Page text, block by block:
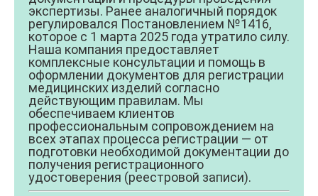
экспертизы. Ранее аналогичный порядок
регулировался Постановлением №1416,
которое с 1 марта 2025 года утратило силу.
Наша компания предоставляет
комплексные консультации и помощь в
оформлении документов для регистрации
медицинских изделий согласно
действующим правилам. Мы
обеспечиваем клиентов
профессиональным сопровождением на
всех этапах процесса регистрации — от
подготовки необходимой документации до
получения регистрационного
удостоверения (реестровой записи).